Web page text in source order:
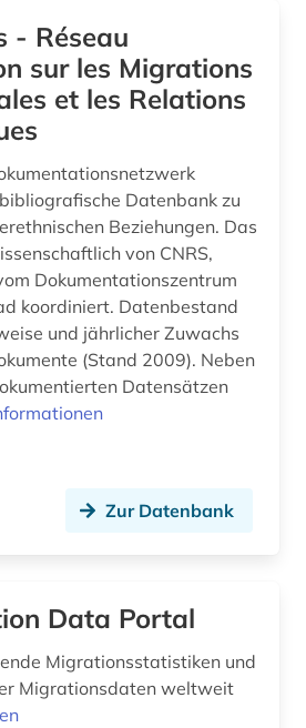
rechtsprechung (2)
rechtsradikaler (1)
regionale geographie (1)
regionale mobilität (1)
soziale bewegungen (1)
sozialwissenschaften (2)
- Réseau
sur les Migrations
et les Relations
Datenbank zu
Beziehungen. Das
von CNRS,
Dokumentationszentrum
und jährlicher Zuwachs
(Stand 2009). Neben
Datensätzen
Zur Datenbank
Data Portal
Migrationsstatistiken und
Migrationsdaten weltweit